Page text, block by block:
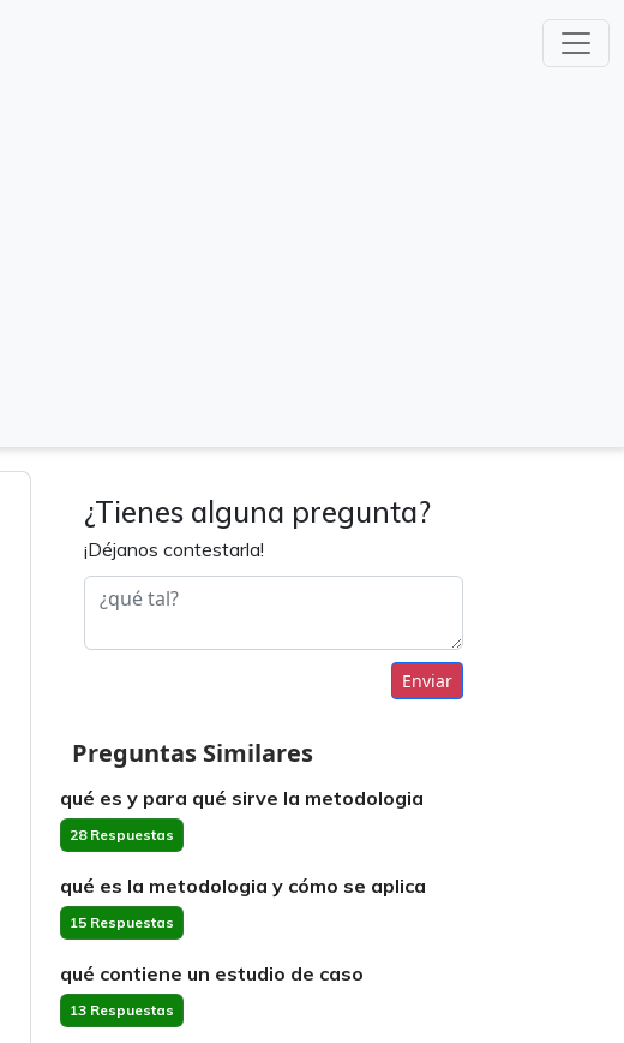
¿Tienes alguna pregunta?
¡Déjanos contestarla!
Enviar
Preguntas Similares
qué es y para qué sirve la metodologia
28 Respuestas
qué es la metodologia y cómo se aplica
15 Respuestas
qué contiene un estudio de caso
13 Respuestas